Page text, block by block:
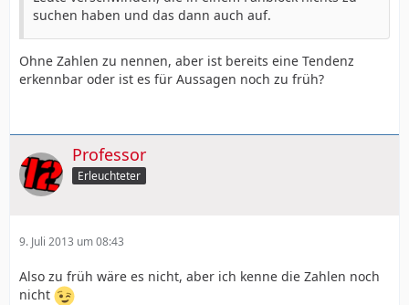
einem Fanblock nichts zu suchen haben und das dann
auch auf den Sitzplätzen merken werden, dass sie -
sofern sie Fußball im Sitzen konsumieren wollen (was
durchaus deren gutes Recht ist) -
das halt in den
Blöcken A,B und F tun können
suchen haben und das dann auch auf.
Ohne Zahlen zu nennen, aber ist bereits eine Tendenz
erkennbar oder ist es für Aussagen noch zu früh?
Professor
Erleuchteter
9. Juli 2013 um 08:43
Also zu früh wäre es nicht, aber ich kenne die Zahlen noch
nicht